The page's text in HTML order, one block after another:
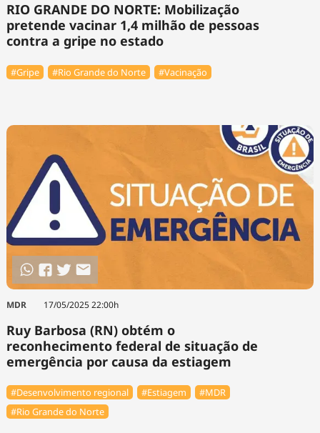
RIO GRANDE DO NORTE: Mobilização
pretende vacinar 1,4 milhão de pessoas
contra a gripe no estado
#Gripe #Rio Grande do Norte #Vacinação
MDR 17/05/2025 22:00h
Ruy Barbosa (RN) obtém o
reconhecimento federal de situação de
emergência por causa da estiagem
#Desenvolvimento regional #Estiagem
#MDR
#Rio Grande do Norte